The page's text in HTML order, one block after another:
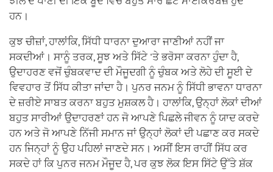
ਹਨ।
ਕੁਝ ਚੀਜ਼ਾਂ, ਹਾਲਾਂਕਿ, ਸਿੱਧੀ ਧਾਰਨਾ ਦੁਆਰਾ ਜਾਣੀਆਂ ਨਹੀਂ ਜਾ
ਸਕਦੀਆਂ। ਸਾਨੂੰ ਤਰਕ, ਸੂਝ ਅਤੇ ਸਿੱਟੇ 'ਤੇ ਭਰੋਸਾ ਕਰਨਾ ਹੁੰਦਾ ਹੈ,
ਉਦਾਹਰਣ ਵਜੋਂ ਚੁੰਬਕਵਾਦ ਦੀ ਮੌਜੂਦਗੀ ਨੂੰ ਚੁੰਬਕ ਅਤੇ ਲੋਹੇ ਦੀ ਸੂਈ ਦੇ
ਵਿਵਹਾਰ ਤੋਂ ਸਿੱਧ ਕੀਤਾ ਜਾਂਦਾ ਹੈ। ਪੁਨਰ ਜਨਮ ਨੂੰ ਸਿੱਧੀ ਭਾਵਨਾ ਧਾਰਨਾ
ਦੇ ਜ਼ਰੀਏ ਸਾਬਤ ਕਰਨਾ ਬਹੁਤ ਮੁਸ਼ਕਲ ਹੈ। ਹਾਲਾਂਕਿ, ਉਨ੍ਹਾਂ ਲੋਕਾਂ ਦੀਆਂ
ਬਹੁਤ ਸਾਰੀਆਂ ਉਦਾਹਰਣਾਂ ਹਨ ਜੋ ਆਪਣੇ ਪਿਛਲੇ ਜੀਵਨ ਨੂੰ ਯਾਦ ਕਰਦੇ
ਹਨ ਅਤੇ ਜੋ ਆਪਣੇ ਨਿੱਜੀ ਸਮਾਨ ਜਾਂ ਉਨ੍ਹਾਂ ਲੋਕਾਂ ਦੀ ਪਛਾਣ ਕਰ ਸਕਦੇ
ਹਨ ਜਿਨ੍ਹਾਂ ਨੂੰ ਉਹ ਪਹਿਲਾਂ ਜਾਣਦੇ ਸਨ। ਅਸੀਂ ਇਸ ਰਾਹੀਂ ਸਿੱਧ ਕਰ
ਸਕਦੇ ਹਾਂ ਕਿ ਪੁਨਰ ਜਨਮ ਮੌਜੂਦ ਹੈ, ਪਰ ਕੁਝ ਲੋਕ ਇਸ ਸਿੱਟੇ ਉੱਤੇ ਸ਼ੱਕ